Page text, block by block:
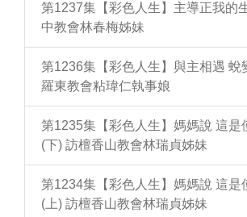
第1237集【彩色人生】主導正我的
中教會林春梅姊妹
第1236集【彩色人生】與主相遇 蛻
羅東教會粘瑋仁執事娘
第1235集【彩色人生】媽媽說 這是
(下) 訪檀香山教會林瑞貞姊妹
第1234集【彩色人生】媽媽說 這是
(上) 訪檀香山教會林瑞貞姊妹